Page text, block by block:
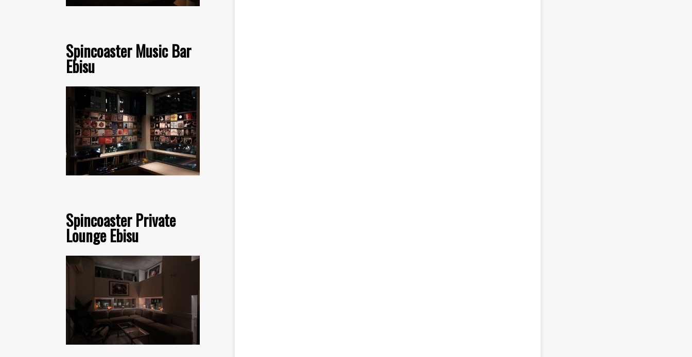
Spincoaster Music Bar
Ebisu
Spincoaster Private
Lounge Ebisu